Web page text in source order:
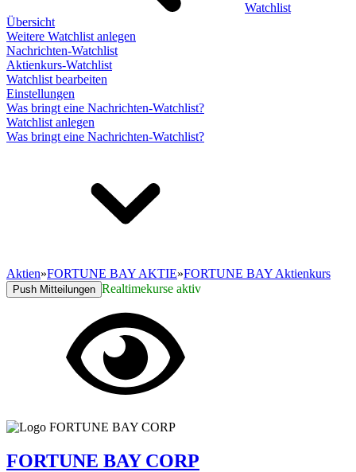
Watchlist
Übersicht
Weitere Watchlist anlegen
Nachrichten-Watchlist
Aktienkurs-Watchlist
Watchlist bearbeiten
Einstellungen
Was bringt eine Nachrichten-Watchlist?
Watchlist anlegen
Was bringt eine Nachrichten-Watchlist?
Aktien»FORTUNE BAY AKTIE»FORTUNE BAY Aktienkurs
Push Mitteilungen Realtimekurse aktiv
FORTUNE BAY CORP